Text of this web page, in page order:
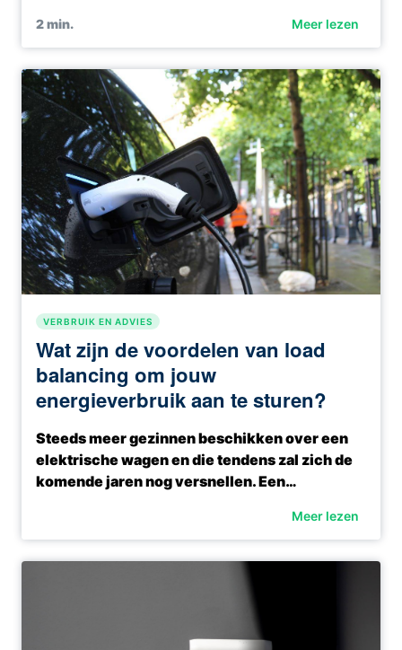
2min. Meer lezen
VERBRUIK EN ADVIES
Wat zijn de voordelen van load
balancing om jouw
energieverbruik aan te sturen?
Steeds meer gezinnen beschikken over een
elektrische wagen en die tendens zal zich de
komende jaren nog versnellen. Een…
Meer lezen